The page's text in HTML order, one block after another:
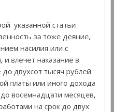
указанной статьи
за тоже деяние,
насилия или с
и влечет наказание в
двухсот тысяч рублей
платы или иного дохода
восемнадцати месяцев,
на срок до двух